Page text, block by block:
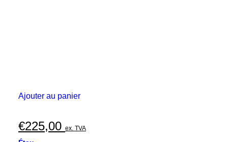
Ajouter au panier
€225,00 ex. TVA